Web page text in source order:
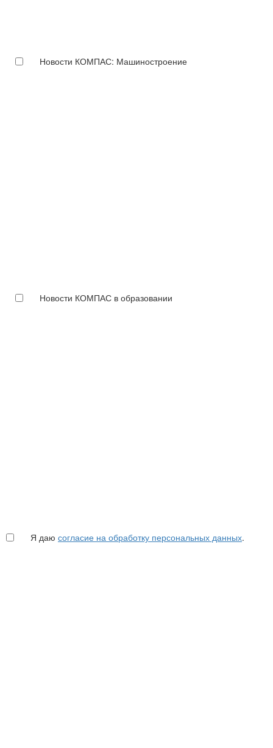
Новости КОМПАС: Машиностроение
Новости КОМПАС в образовании
Я даю согласие на обработку персональных данных.